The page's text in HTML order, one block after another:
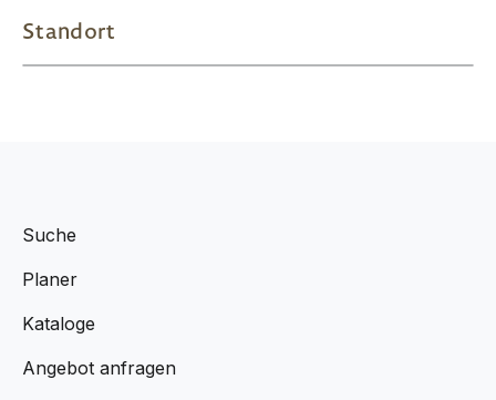
Standort
Suche
Planer
Kataloge
Angebot anfragen